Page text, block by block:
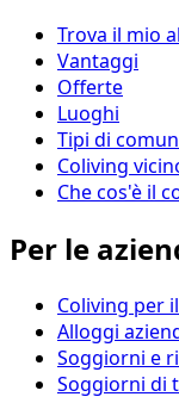
Trova il mio
Vantaggi
Offerte
Luoghi
Tipi di
Coliving
Che cos'è il
Per le
Coliving per
Alloggi
Soggiorni e
Soggiorni di